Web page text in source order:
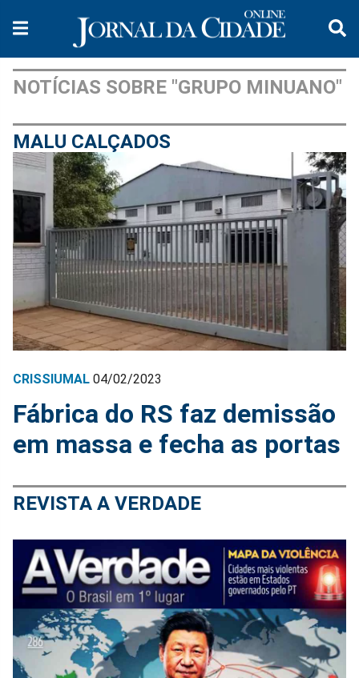
NOTÍCIAS SOBRE "GRUPO MINUANO"
MALU CALÇADOS
CRISSIUMAL 04/02/2023
Fábrica do RS faz demissão
em massa e fecha as portas
REVISTA A VERDADE